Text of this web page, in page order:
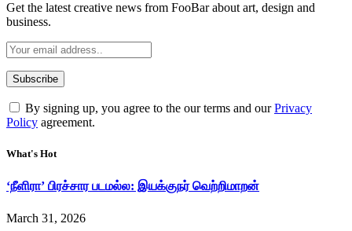
Get the latest creative news from FooBar about art, design and
business.
By signing up, you agree to the our terms and ourPrivacy
Policy agreement.
What's Hot
‘நீளிரா’ பிரச்சார படமல்ல: இயக்குநர் வெற்றிமாறன்
March 31, 2026